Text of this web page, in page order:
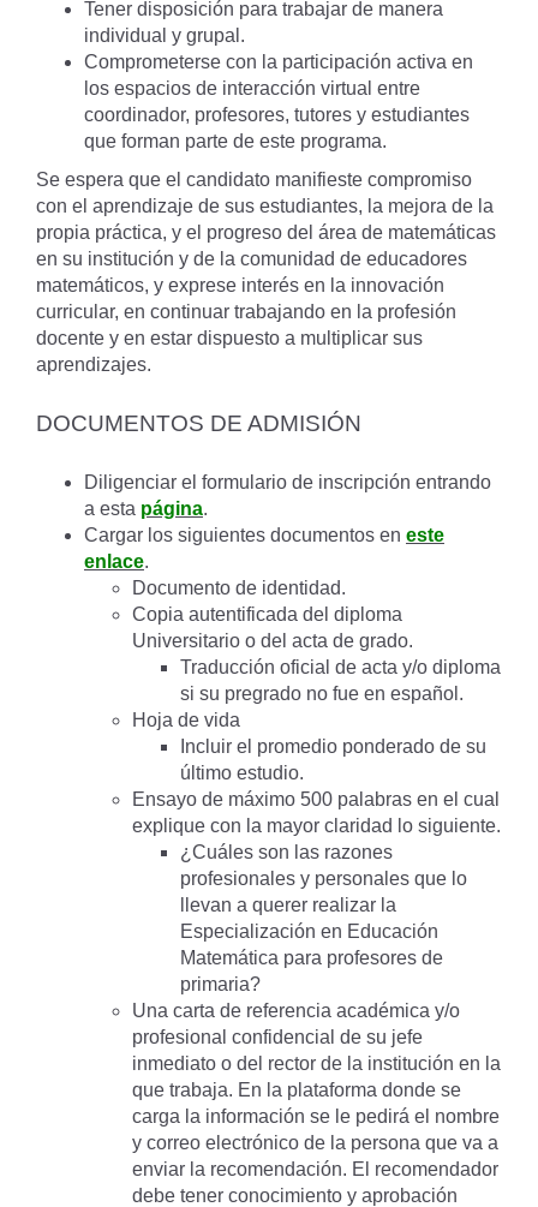
Tener disposición para trabajar de manera
individual y grupal.
Comprometerse con la participación activa en
los espacios de interacción virtual entre
coordinador, profesores, tutores y estudiantes
que forman parte de este programa.
Se espera que el candidato manifieste compromiso
con el aprendizaje de sus estudiantes, la mejora de la
propia práctica, y el progreso del área de matemáticas
en su institución y de la comunidad de educadores
matemáticos, y exprese interés en la innovación
curricular, en continuar trabajando en la profesión
docente y en estar dispuesto a multiplicar sus
aprendizajes.
DOCUMENTOS DE ADMISIÓN
Diligenciar el formulario de inscripción entrando
a esta página.
Cargar los siguientes documentos en este
enlace.
Documento de identidad.
Copia autentificada del diploma
Universitario o del acta de grado.
Traducción oficial de acta y/o diploma
si su pregrado no fue en español.
Hoja de vida
Incluir el promedio ponderado de su
último estudio.
Ensayo de máximo 500 palabras en el cual
explique con la mayor claridad lo siguiente.
¿Cuáles son las razones
profesionales y personales que lo
llevan a querer realizar la
Especialización en Educación
Matemática para profesores de
primaria?
Una carta de referencia académica y/o
profesional confidencial de su jefe
inmediato o del rector de la institución en la
que trabaja. En la plataforma donde se
carga la información se le pedirá el nombre
y correo electrónico de la persona que va a
enviar la recomendación. El recomendador
debe tener conocimiento y aprobación